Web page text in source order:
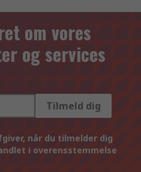
om vores
og services
Tilmeld dig
når du tilmelder dig
i overensstemmelse